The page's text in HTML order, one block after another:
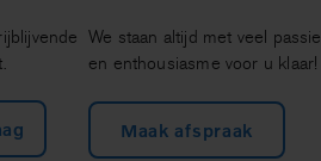
We staan altijd met veel passie
en enthousiasme voor u klaar!
Maak afspraak